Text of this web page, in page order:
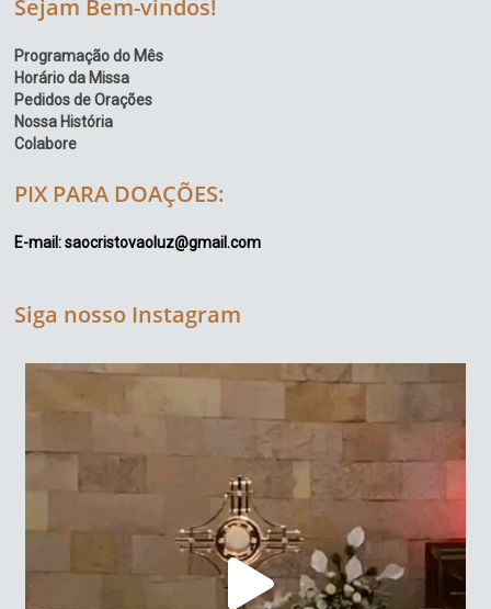
Sejam Bem-vindos!
Programação do Mês
Horário da Missa
Pedidos de Orações
Nossa História
Colabore
PIX PARA DOAÇÕES:
E-mail: saocristovaoluz@gmail.com
Siga nosso Instagram